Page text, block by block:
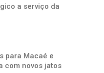
a serviço da
para Macaé e
com novos jatos